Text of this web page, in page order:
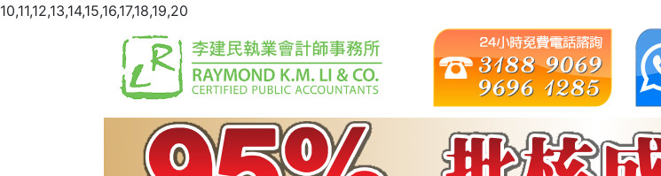
10,11,12,13,14,15,16,17,18,19,20